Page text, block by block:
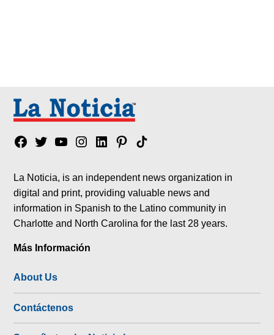
Facebook
TwitterYouTubeInstagram
LinkedinPinterest
Tik
La Noticia, is an independent news organization in
digital and print, providing valuable news and
information in Spanish to the Latino community in
Charlotte and North Carolina for the last 28 years.
Más Información
About Us
Contáctenos